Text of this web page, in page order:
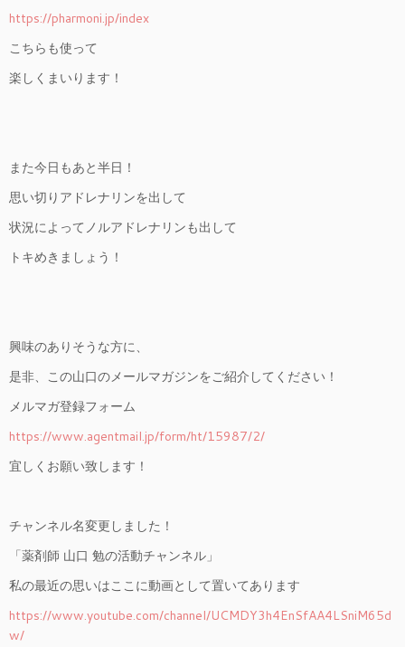
https://pharmoni.jp/index
こちらも使って
楽しくまいります！
また今日もあと半日！
思い切りアドレナリンを出して
状況によってノルアドレナリンも出して
トキめきましょう！
興味のありそうな方に、
是非、この山口のメールマガジンをご紹介してください！
メルマガ登録フォーム
https://www.agentmail.jp/form/ht/15987/2/
宜しくお願い致します！
チャンネル名変更しました！
「薬剤師 山口 勉の活動チャンネル」
私の最近の思いはここに動画として置いてあります
https://www.youtube.com/channel/UCMDY3h4EnSfAA4LSniM65d
w/